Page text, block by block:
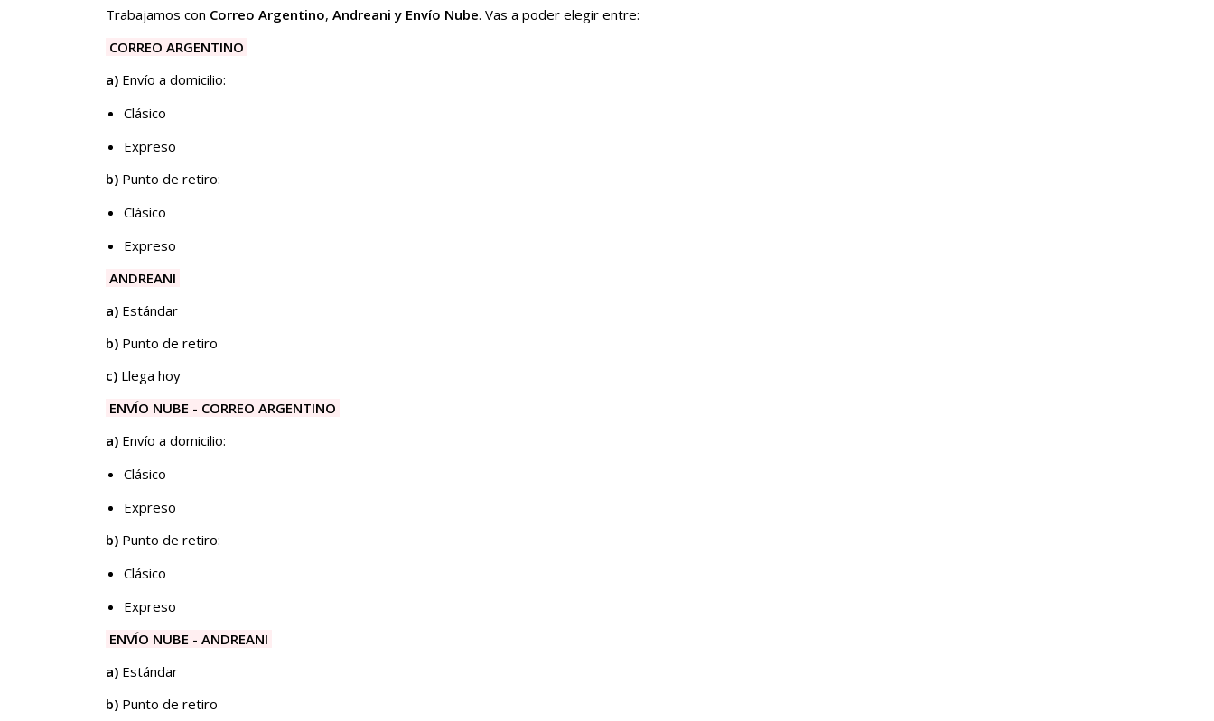
Trabajamos con Correo Argentino, Andreani y Envío Nube. Vas a poder elegir entre:
CORREO ARGENTINO
a) Envío a domicilio:
Clásico
Expreso​​
b) Punto de retiro:
Clásico
Expreso
ANDREANI
a) Estándar
b) Punto de retiro
c) Llega hoy
ENVÍO NUBE - CORREO ARGENTINO
a) Envío a domicilio:
Clásico
Expreso​​
b) Punto de retiro:
Clásico
Expreso
ENVÍO NUBE - ANDREANI
a) Estándar
b) Punto de retiro